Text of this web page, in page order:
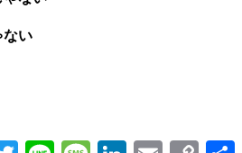
ない
Twitter Line MessageLinkedInEmail Copy